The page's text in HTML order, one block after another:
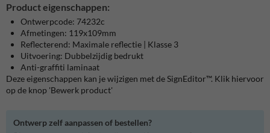
Product eigenschappen:
Ontwerpcode: 74232c
Afmetingen: 119x109mm
Reflecterend: Maximale reflectie | Klasse 3
Uitvoering: Dubbelzijdig bedrukt
Anti-graffiti laminaat
Deze eigenschappen kan je wijzigen met de SignEditor™. Klik hiervoor
op de knop 'Bewerk product'
Ontwerp zelf aanpassen of bestellen?